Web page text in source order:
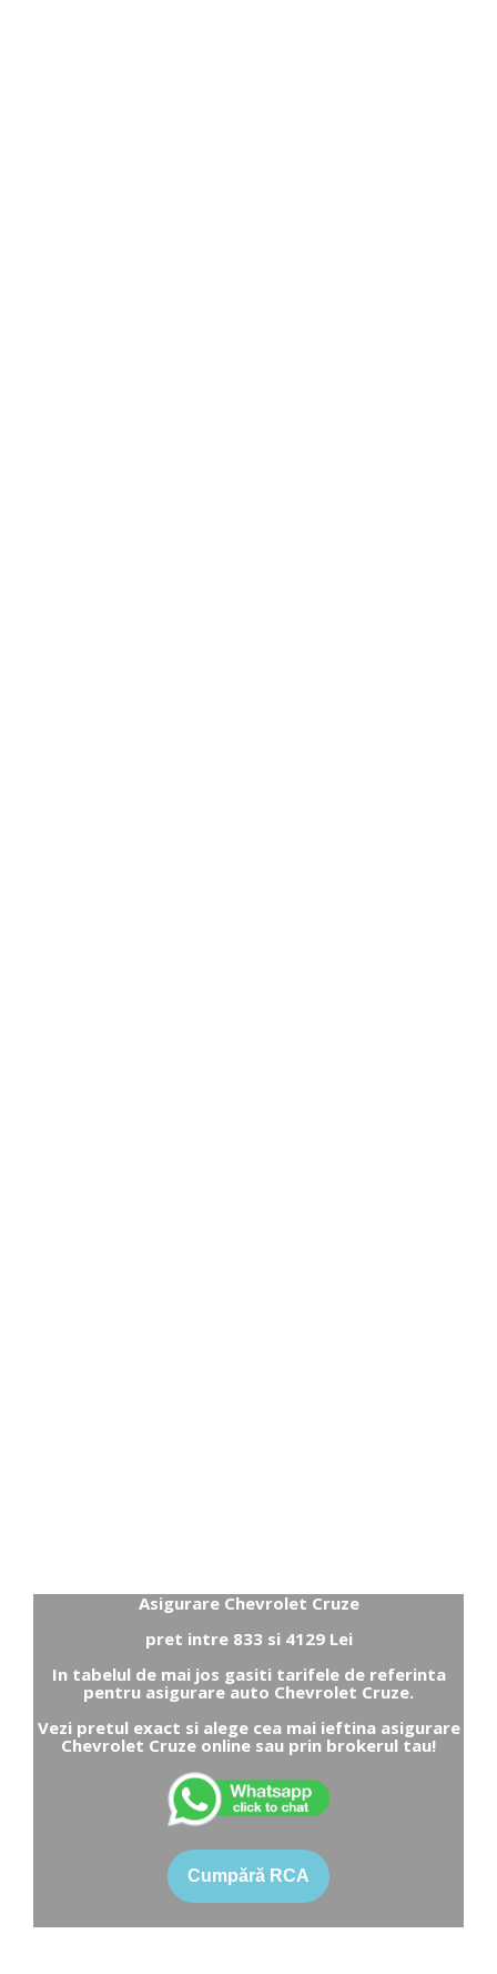
Asigurare Chevrolet Cruze
pret intre 833 si 4129 Lei
In tabelul de mai jos gasiti tarifele de referinta
pentru asigurare auto Chevrolet Cruze.
Vezi pretul exact si alege cea mai ieftina asigurare
Chevrolet Cruze online sau prin brokerul tau!
Cumpără RCA